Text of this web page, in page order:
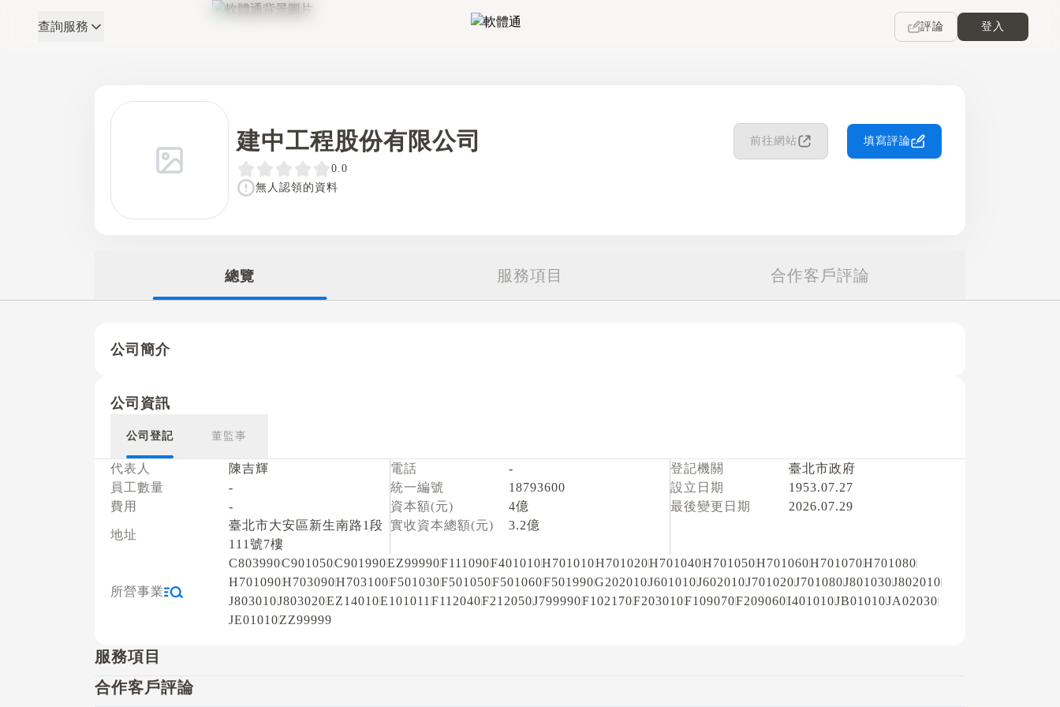
軟體通
查詢服務 評論 登入
建中工程股份有限公司 前往網站 填寫評論
0.0
無人認領的資料
總覽 服務項目 合作客戶評論
公司簡介
公司資訊
公司登記 董監事
代表人
陳吉輝
員工數量
-
費用
-
地址
臺北市大安區新生南路1段
111號7樓
電話
-
統一編號
18793600
資本額(元)
4億
實收資本總額(元)
3.2億
登記機關
臺北市政府
設立日期
1953.07.27
最後變更日期
2026.07.29
所營事業
C803990C901050C901990EZ99990F111090F401010H701010H701020H701040H701050H701060H701070H701080
H701090H703090H703100F501030F501050F501060F501990G202010J601010J602010J701020J701080J801030J802010
J803010J803020EZ14010E101011 F112040F212050J799990F102170F203010F109070F209060I401010JB01010JA02030
JE01010ZZ99999
服務項目
合作客戶評論